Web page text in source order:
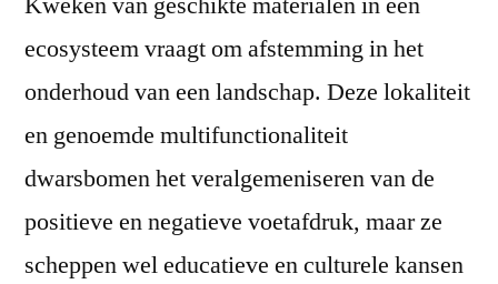
ecosysteem vraagt om afstemming in het
onderhoud van een landschap. Deze lokaliteit
en genoemde multifunctionaliteit
dwarsbomen het veralgemeniseren van de
positieve en negatieve voetafdruk, maar ze
scheppen wel educatieve en culturele kansen